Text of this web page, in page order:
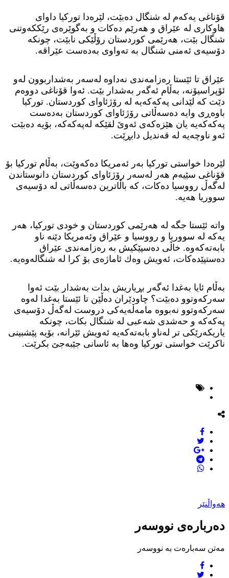
قۆناغى یه‌كه‌م له‌ شنگال ده‌بێت، لێره‌دا توركیا داواى
هاوكارى له‌ عێراق و هه‌رێم ده‌كات و به‌گوێره‌ى رێككه‌وتنى
شنگال بێت، هه‌رێمى كوردستان رۆڵێكى نابێت، چونكه‌
دۆسیه‌ى ئه‌منى شنگال به‌ ته‌واوى به‌ده‌ست عێراقه‌.
عێراق تا ئێستا ره‌زامه‌ندى نه‌داوه‌ له‌سه‌ر به‌شداربوون له‌و
ئۆپراسیۆنه‌، به‌ڵام ئه‌گه‌ر به‌شدار بێت. ئه‌وا قۆناغى دووه‌م
دێت كه‌ لێدانى په‌كه‌كه‌یه‌ له‌ رۆژئاواى كوردستان. توركیا
باوه‌ڕى وایه‌ ده‌سه‌ڵاتى رۆژئاواى كوردستان به‌ده‌ست
په‌كه‌كه‌یه‌ یان هێزه‌كه‌ى ئه‌وێ لقێكه‌ له‌په‌كه‌كه‌، بۆیه‌ ده‌بێت
ئه‌و ناوچه‌یه‌ له‌ قه‌ندیل دابڕێت.
لێره‌دا خواستى توركیا به‌ر ئه‌مریكا ده‌كه‌وێت، به‌ڵام توركیا بۆ
قۆناغى سێیه‌م هه‌ر له‌سه‌ر رۆژئاواى كوردستان دانوستاندن
له‌گه‌ڵ رووسیا ده‌كات، كه‌ باڵاترین ده‌سه‌ڵاتى له‌ دۆسیه‌ى
سووریا هه‌یه‌.
واته‌ ئێستا جگه‌ له‌ هه‌رێمى كوردستان و خودى توركیا، هه‌ر
یه‌كه‌ له‌ سووریا و رووسیا و عێراق وئه‌مریكا دێنه‌ ناو
بابه‌ته‌كه‌وه‌. خاڵى ده‌سپێكیش به‌ ره‌زامه‌ندى عێراق
ده‌ستپێده‌كات، ئه‌ویش وه‌ك ئاماژه‌ى بۆ كرا له‌ شنگاله‌وه‌یه‌.
به‌ڵام ئایا به‌غدا ئه‌گه‌ر بڕیاریش بدات به‌شدار بێت ئه‌وا
سه‌ركه‌وتوو ده‌بێت؟ چاودێران ده‌ڵێن تا ئێستا به‌غدا له‌وه‌
سه‌ركه‌وتوو نه‌بووه‌ مامه‌ڵه‌یه‌كى دروست له‌گه‌ڵ دۆسیه‌ى
په‌كه‌كه‌ و حه‌شدى شه‌عبى له‌ شنگال بكات، چونكه‌
یاریكه‌رێكى تر له‌ناو بابه‌ته‌كه‌یه‌ ئه‌ویش ئێرانه‌، بۆیه‌ پێشبینى
ناكرێت خواستى توركیا وه‌ها به‌ ئاسانى جێبه‌جێ بكرێت.
هەواڵنێر
دەربارەی نووسەر
مەتن سەبارەت بە نووسەر